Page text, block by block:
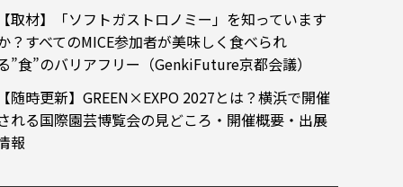
取材】「ソフトガストロノミー」を知っています
？すべてのMICE参加者が美味しく食べられ
”食”のバリアフリー（GenkiFuture京都会議）
随時更新】GREEN×EXPO 2027とは？横浜で開催
れる国際園芸博覧会の見どころ・開催概要・出展
報